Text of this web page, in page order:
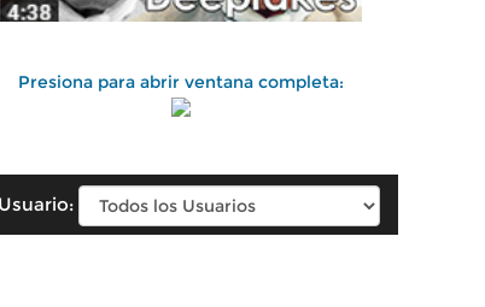
Presiona para abrir ventana completa: